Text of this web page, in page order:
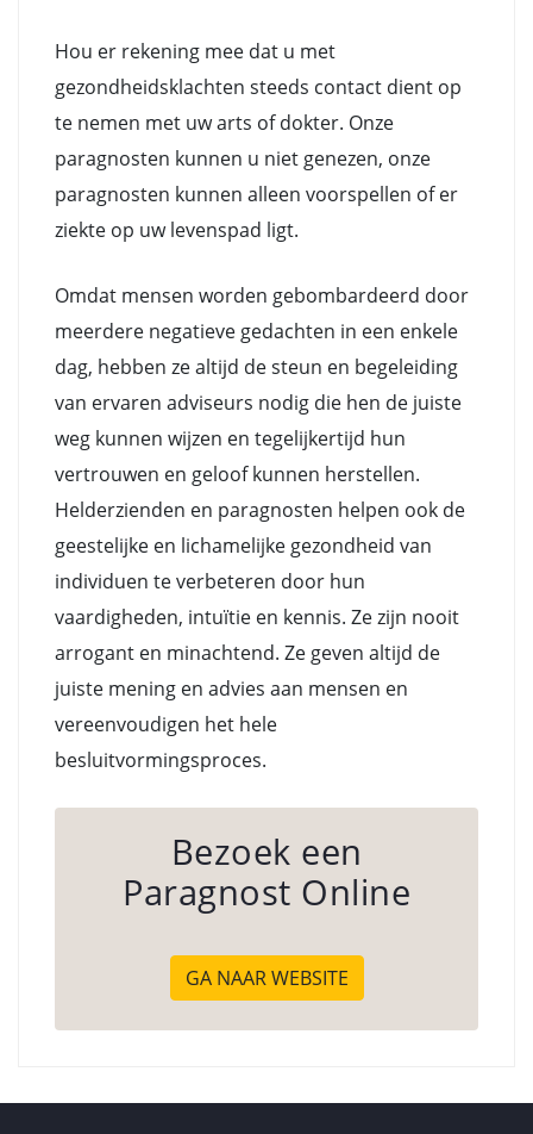
Hou er rekening mee dat u met
gezondheidsklachten steeds contact dient op
te nemen met uw arts of dokter. Onze
paragnosten kunnen u niet genezen, onze
paragnosten kunnen alleen voorspellen of er
ziekte op uw levenspad ligt.
Omdat mensen worden gebombardeerd door
meerdere negatieve gedachten in een enkele
dag, hebben ze altijd de steun en begeleiding
van ervaren adviseurs nodig die hen de juiste
weg kunnen wijzen en tegelijkertijd hun
vertrouwen en geloof kunnen herstellen.
Helderzienden en paragnosten helpen ook de
geestelijke en lichamelijke gezondheid van
individuen te verbeteren door hun
vaardigheden, intuïtie en kennis. Ze zijn nooit
arrogant en minachtend. Ze geven altijd de
juiste mening en advies aan mensen en
vereenvoudigen het hele
besluitvormingsproces.
Bezoek een
Paragnost Online
GA NAAR WEBSITE